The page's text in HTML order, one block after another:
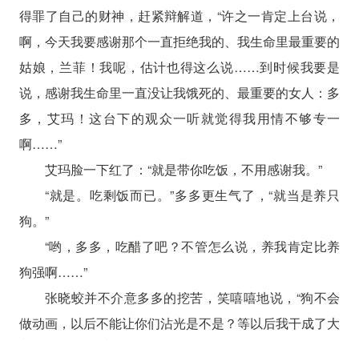
得罪了自己的财神，赶紧辩解道，“许之一肯定上台说，
啊，今天我要感谢那个一直拒绝我的、我生命里最重要的
姑娘，兰菲！我呢，估计也得这么说……到时候我要是
说，感谢我生命里一直没让我饿死的、最重要的女人：多
多，艾玛！这台下的观众一听就觉得我用情不够专一
啊……”
艾玛脸一下红了：“就是带你吃饭，不用感谢我。”
“就是。吃剩饭而已。”多多更生气了，“就当是养只
狗。”
“哟，多多，吃醋了吧？不管怎么说，养我肯定比养
狗强啊……”
张晓蛟并不介意多多的挖苦，笑嘻嘻地说，“狗不会
做动画，以后不能让你们沾光是不是？等以后我干成了大